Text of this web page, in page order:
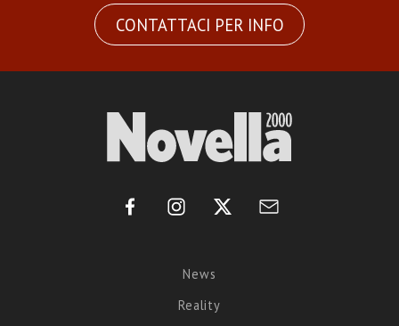
CONTATTACI PER INFO
News
Reality